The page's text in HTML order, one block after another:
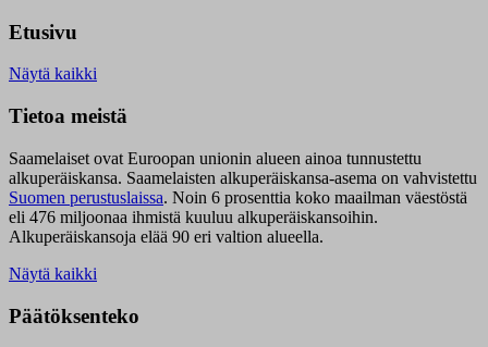
Etusivu
Näytä kaikki
Tietoa meistä
Saamelaiset ovat Euroopan unionin alueen ainoa tunnustettu
alkuperäiskansa. Saamelaisten alkuperäiskansa-asema on vahvistettu
Suomen perustuslaissa. Noin 6 prosenttia koko maailman väestöstä
eli 476 miljoonaa ihmistä kuuluu alkuperäiskansoihin.
Alkuperäiskansoja elää 90 eri valtion alueella.
Näytä kaikki
Päätöksenteko